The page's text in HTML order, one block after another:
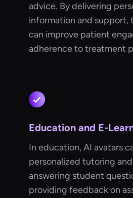
advice. By delivering
information and support,
can improve patient
adherence to treatment
Education and E-
In education, AI avatars
personalized tutoring
answering student
providing feedback on